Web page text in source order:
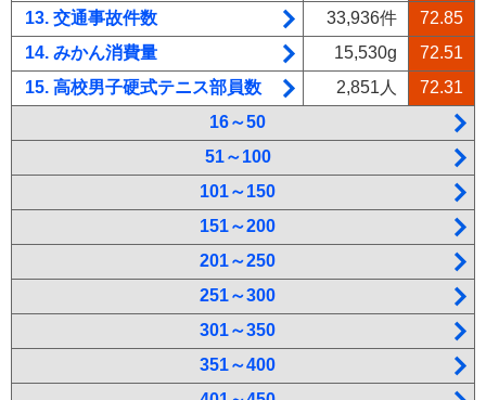
13. 交通事故件数
33,936件
72.85
14. みかん消費量
15,530g
72.51
15. 高校男子硬式テニス部員数
2,851人
72.31
16～50
51～100
101～150
151～200
201～250
251～300
301～350
351～400